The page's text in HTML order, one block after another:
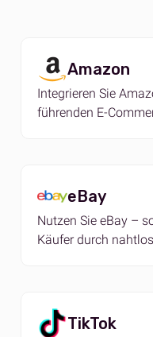
Amazon
Integrieren Sie
führenden E-
eBay
Nutzen Sie eBay –
Käufer durch
TikTok